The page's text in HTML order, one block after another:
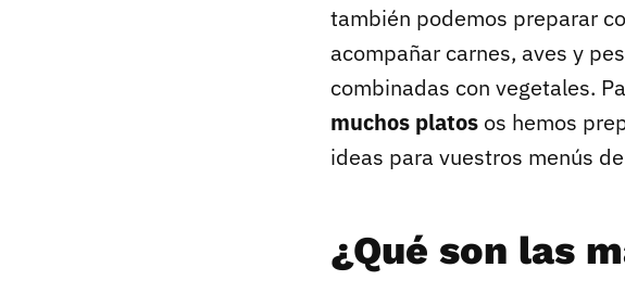
también podemos preparar
acompañar carnes, aves y
combinadas con vegetales.
muchos platos os hemos
ideas para vuestros menús
¿Qué son las